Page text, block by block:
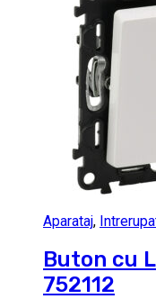
Aparataj,
Buton cu
752112